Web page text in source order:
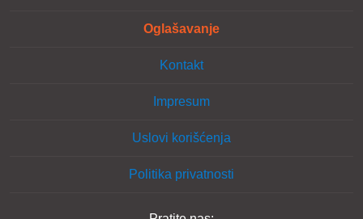
Oglašavanje
Kontakt
Impresum
Uslovi korišćenja
Politika privatnosti